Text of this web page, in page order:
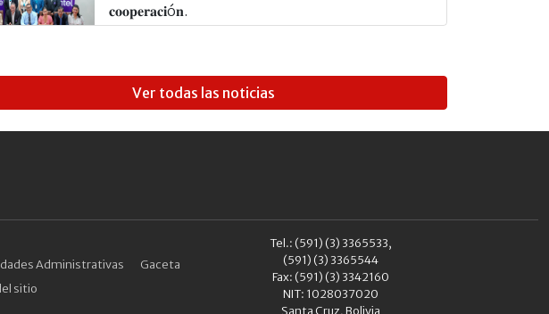
𝐜𝐨𝐨𝐩𝐞𝐫𝐚𝐜𝐢ó𝐧.
Ver todas las noticias
Administrativas
Gaceta
sitio
Tel.: (591) (3) 3365533,
(591) (3) 3365544
Fax: (591) (3) 3342160
NIT: 1028037020
Santa Cruz, Bolivia